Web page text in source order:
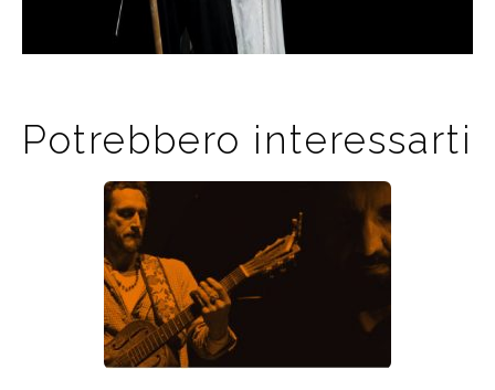
Potrebbero interessarti